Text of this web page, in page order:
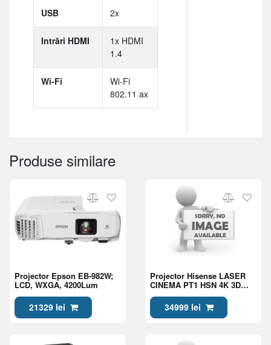
USB 2x
Intrări HDMI
1x HDMI
1.4
Wi-Fi
Wi-Fi
802.11 ax
Produse similare
Projector Epson EB-982W;
LCD, WXGA, 4200Lum
21329 lei
Projector Hisense LASER
CINEMA PT1 HSN 4K 3D
34999 lei